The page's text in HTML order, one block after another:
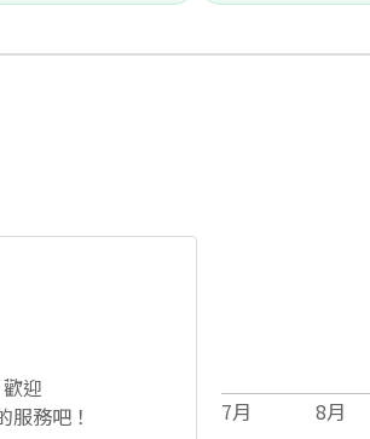
迎
服務吧！
7月 8月